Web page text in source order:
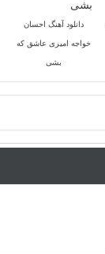
دانلود آهنگ احسان
خواجه امیری عاشق که
بشی